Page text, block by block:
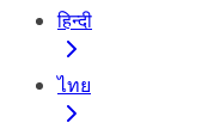
हिन्दी
ไทย